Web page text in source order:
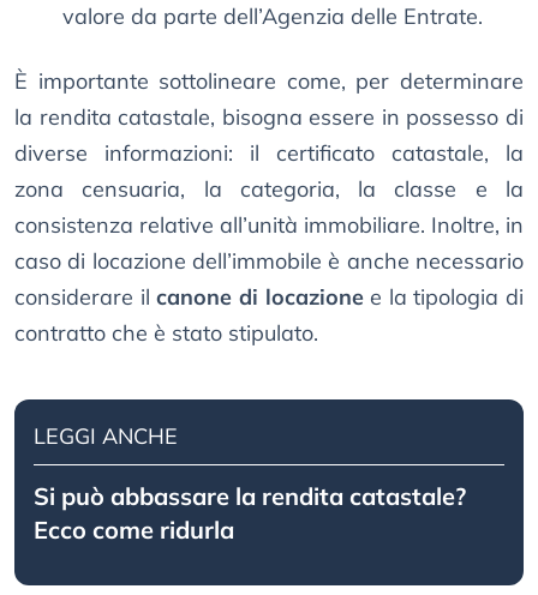
valore da parte dell’Agenzia delle Entrate.
È importante sottolineare come, per determinare
la rendita catastale, bisogna essere in possesso di
diverse informazioni: il certificato catastale, la
zona censuaria, la categoria, la classe e la
consistenza relative all’unità immobiliare. Inoltre, in
caso di locazione dell’immobile è anche necessario
considerare ilcanone di locazionee la tipologia di
contratto che è stato stipulato.
LEGGI ANCHE
Si può abbassare la rendita catastale?
Ecco come ridurla